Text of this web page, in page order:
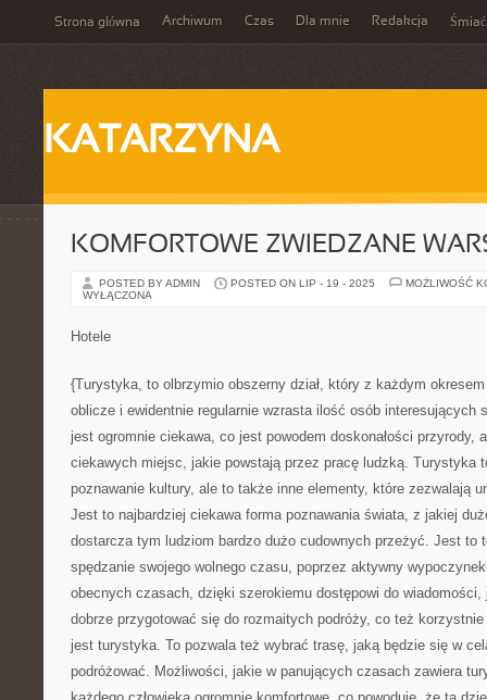
Strona główna Archiwum Czas Dla mnie Redakcja Śmiać
KATARZYNA
KOMFORTOWE ZWIEDZANE
POSTED BY ADMIN POSTED ON LIP - 19 - 2025
MOŻLIWOŚĆ
WYŁĄCZONA
Hotele
{Turystyka, to olbrzymio obszerny dział, który z każdym okresem
oblicze i ewidentnie regularnie wzrasta ilość osób interesujących
jest ogromnie ciekawa, co jest powodem doskonałości przyrody,
ciekawych miejsc, jakie powstają przez pracę ludzką. Turystyka
poznawanie kultury, ale to także inne elementy, które zezwalają
Jest to najbardziej ciekawa forma poznawania świata, z jakiej
dostarcza tym ludziom bardzo dużo cudownych przeżyć. Jest to
spędzanie swojego wolnego czasu, poprzez aktywny
obecnych czasach, dzięki szerokiemu dostępowi do
dobrze przygotować się do rozmaitych podróży, co też korzystnie
jest turystyka. To pozwala też wybrać trasę, jaką będzie się w
podróżować. Możliwości, jakie w panujących czasach zawiera